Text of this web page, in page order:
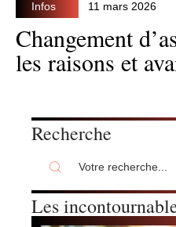
Infos 11 mars 2026
Changement
les raisons et
Recherche
Les